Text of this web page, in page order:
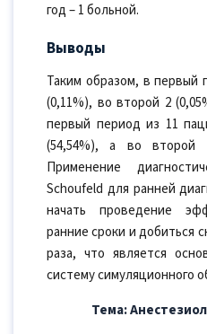
год – 1 больной.
Выводы
Таким образом, в
(0,11%), во второй 2
первый период из 11
(54,54%), а во
Применение
Schoufeld для ранней
начать проведение
ранние сроки и добиться
раза, что является
систему симуляционного
Тема: